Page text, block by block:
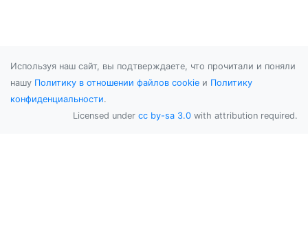
Используя наш сайт, вы подтверждаете, что прочитали и поняли
нашу Политику в отношении файлов cookie и Политику
конфиденциальности.
Licensed under cc by-sa 3.0 with attribution required.